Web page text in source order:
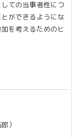
ての当事者性につ
ができるようにな
を考えるためのヒ